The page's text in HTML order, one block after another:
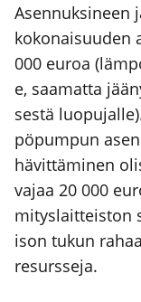
Asen­nuk­si­neen
koko­nai­suu­den
000 euroa
e, saa­mat­ta
ses­tä
pö­pum­pun
hävit­tä­mi­nen
vajaa 20 000
mi­tys­lait­teis­ton
ison tukun
resurs­se­ja.